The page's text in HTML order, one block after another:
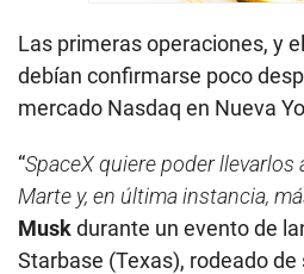
Las primeras operaciones, y
debían confirmarse poco
mercado Nasdaq en Nueva
“SpaceX quiere poder llevarlos
Marte y, en última instancia,
Muskdurante un evento de
Starbase (Texas), rodeado de